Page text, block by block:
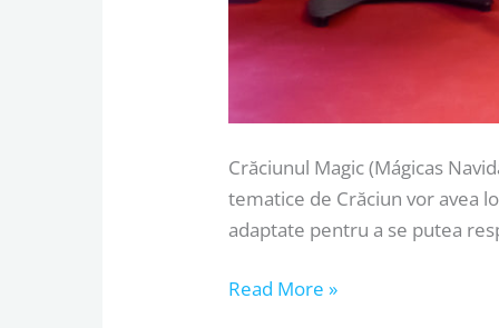
Crăciunul Magic (Mágicas
tematice de Crăciun vor avea
adaptate pentru a se putea
Read More »